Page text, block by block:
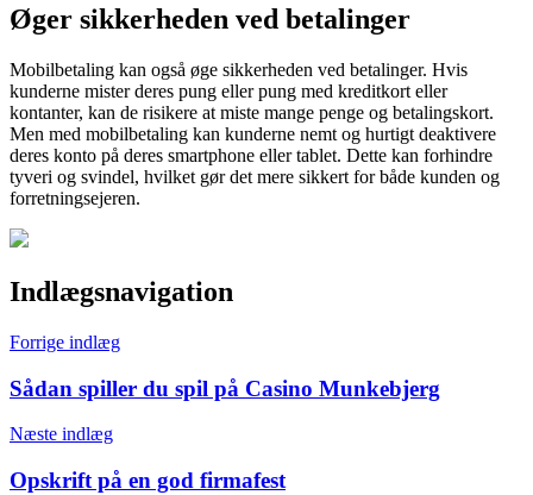
Øger sikkerheden ved betalinger
Mobilbetaling kan også øge sikkerheden ved betalinger. Hvis
kunderne mister deres pung eller pung med kreditkort eller
kontanter, kan de risikere at miste mange penge og betalingskort.
Men med mobilbetaling kan kunderne nemt og hurtigt deaktivere
deres konto på deres smartphone eller tablet. Dette kan forhindre
tyveri og svindel, hvilket gør det mere sikkert for både kunden og
forretningsejeren.
Indlægsnavigation
Forrige indlæg
Sådan spiller du spil på Casino Munkebjerg
Næste indlæg
Opskrift på en god firmafest